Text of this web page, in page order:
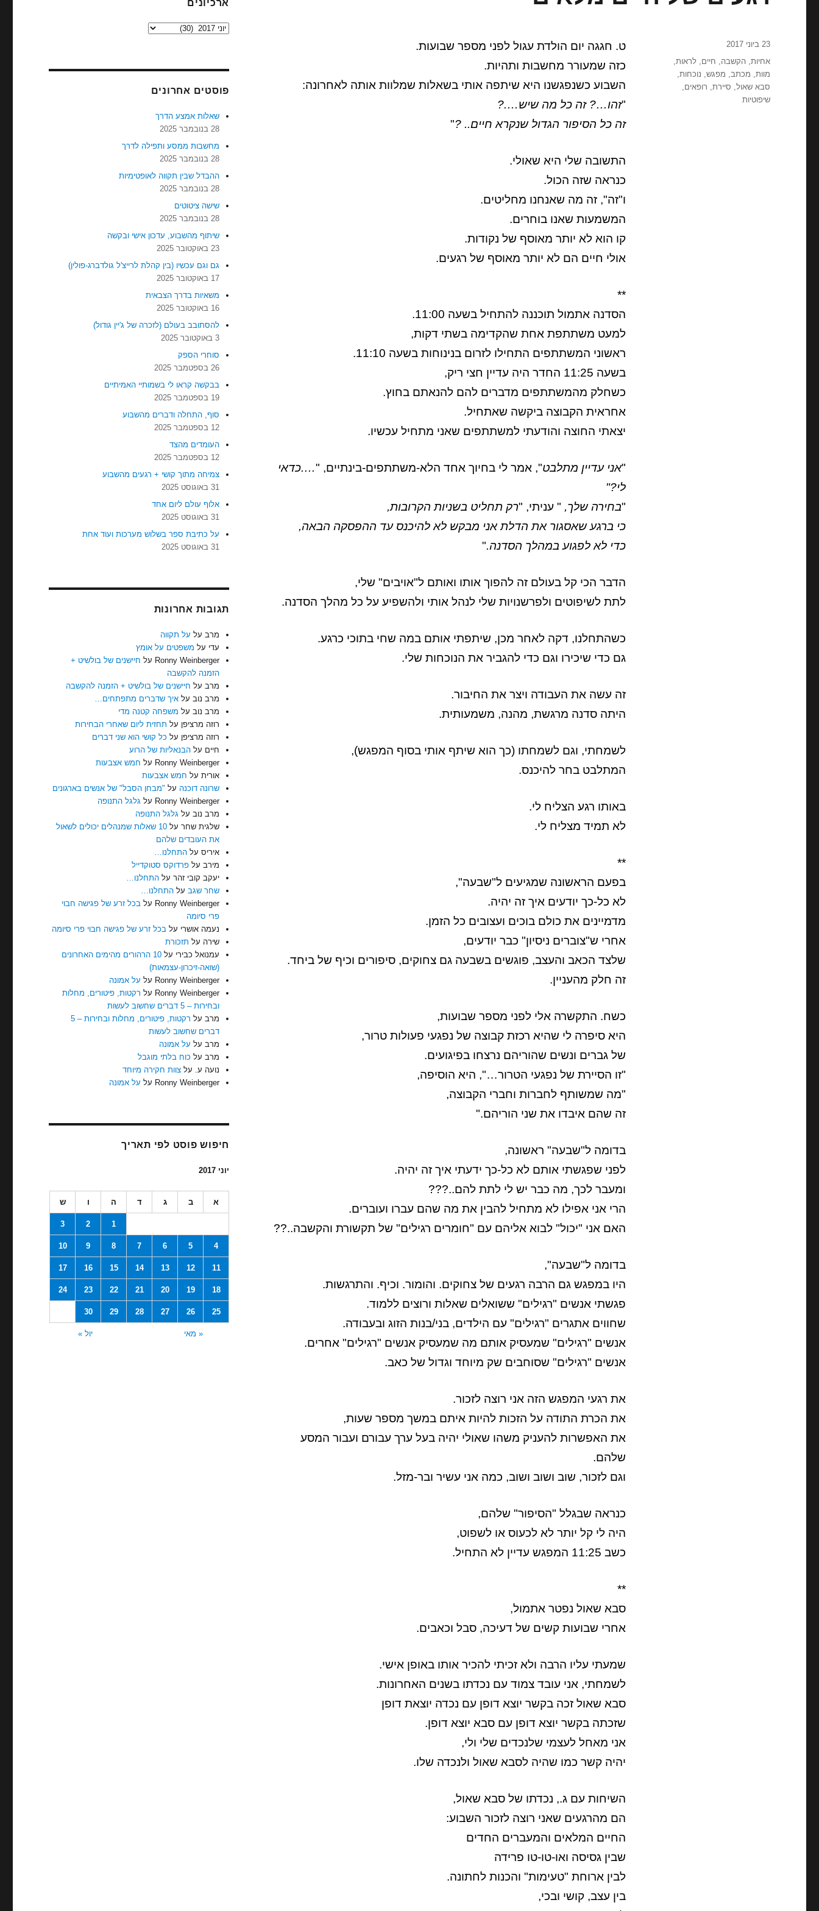
ט. חגגה יום הולדת עגול לפני מספר שבועות.
כזה שמעורר מחשבות ותהיות.
השבוע כשנפגשנו היא שיתפה אותי בשאלות שמלוות אותה לאחרונה:
"זהו…? זה כל מה שיש….?
זה כל הסיפור הגדול שנקרא חיים.. ?"
התשובה שלי היא שאולי.
כנראה שזה הכול.
ו"זה", זה מה שאנחנו מחליטים.
המשמעות שאנו בוחרים.
קו הוא לא יותר מאוסף של נקודות.
אולי חיים הם לא יותר מאוסף של רגעים.
**
הסדנה אתמול תוכננה להתחיל בשעה 11:00.
למעט משתתפת אחת שהקדימה בשתי דקות,
ראשוני המשתתפים התחילו לזרום בנינוחות בשעה 11:10.
בשעה 11:25 החדר היה עדיין חצי ריק,
כשחלק מהמשתתפים מדברים להם להנאתם בחוץ.
אחראית הקבוצה ביקשה שאתחיל.
יצאתי החוצה והודעתי למשתתפים שאני מתחיל עכשיו.
"אני עדיין מתלבט", אמר לי בחיוך אחד הלא-משתתפים-בינתיים, "….כדאי
לי?"
"בחירה שלך, " עניתי, "רק תחליט בשניות הקרובות,
כי ברגע שאסגור את הדלת אני מבקש לא להיכנס עד ההפסקה הבאה,
כדי לא לפגוע במהלך הסדנה."
הדבר הכי קל בעולם זה להפוך אותו ואותם ל"אויבים" שלי,
לתת לשיפוטים ולפרשנויות שלי לנהל אותי ולהשפיע על כל מהלך הסדנה.
כשהתחלנו, דקה לאחר מכן, שיתפתי אותם במה שחי בתוכי כרגע.
גם כדי שיכירו וגם כדי להגביר את הנוכחות שלי.
זה עשה את העבודה ויצר את החיבור.
היתה סדנה מרגשת, מהנה, משמעותית.
לשמחתי, וגם לשמחתו (כך הוא שיתף אותי בסוף המפגש),
המתלבט בחר להיכנס.
באותו רגע הצליח לי.
לא תמיד מצליח לי.
**
בפעם הראשונה שמגיעים ל"שבעה",
לא כל-כך יודעים איך זה יהיה.
מדמיינים את כולם בוכים ועצובים כל הזמן.
אחרי ש"צוברים ניסיון" כבר יודעים,
שלצד הכאב והעצב, פוגשים בשבעה גם צחוקים, סיפורים וכיף של ביחד.
זה חלק מהעניין.
כשח. התקשרה אלי לפני מספר שבועות,
היא סיפרה לי שהיא רכזת קבוצה של נפגעי פעולות טרור,
של גברים ונשים שהוריהם נרצחו בפיגועים.
"זו הסיירת של נפגעי הטרור…", היא הוסיפה,
"מה שמשותף לחברות וחברי הקבוצה,
זה שהם איבדו את שני הוריהם."
בדומה ל"שבעה" ראשונה,
לפני שפגשתי אותם לא כל-כך ידעתי איך זה יהיה.
ומעבר לכך, מה כבר יש לי לתת להם..???
הרי אני אפילו לא מתחיל להבין את מה שהם עברו ועוברים.
האם אני "יכול" לבוא אליהם עם "חומרים רגילים" של תקשורת והקשבה..??
בדומה ל"שבעה",
היו במפגש גם הרבה רגעים של צחוקים. והומור. וכיף. והתרגשות.
פגשתי אנשים "רגילים" ששואלים שאלות ורוצים ללמוד.
שחווים אתגרים "רגילים" עם הילדים, בני/בנות הזוג ובעבודה.
אנשים "רגילים" שמעסיק אותם מה שמעסיק אנשים "רגילים" אחרים.
אנשים "רגילים" שסוחבים שק מיוחד וגדול של כאב.
את רגעי המפגש הזה אני רוצה לזכור.
את הכרת התודה על הזכות להיות איתם במשך מספר שעות,
את האפשרות להעניק משהו שאולי יהיה בעל ערך עבורם ועבור המסע
שלהם.
וגם לזכור, שוב ושוב ושוב, כמה אני עשיר ובר-מזל.
כנראה שבגלל "הסיפור" שלהם,
היה לי קל יותר לא לכעוס או לשפוט,
כשב 11:25 המפגש עדיין לא התחיל.
**
סבא שאול נפטר אתמול,
אחרי שבועות קשים של דעיכה, סבל וכאבים.
שמעתי עליו הרבה ולא זכיתי להכיר אותו באופן אישי.
לשמחתי, אני עובד צמוד עם נכדתו בשנים האחרונות.
סבא שאול זכה בקשר יוצא דופן עם נכדה יוצאת דופן
שזכתה בקשר יוצא דופן עם סבא יוצא דופן.
אני מאחל לעצמי שלנכדים שלי ולי,
יהיה קשר כמו שהיה לסבא שאול ולנכדה שלו.
השיחות עם ג., נכדתו של סבא שאול,
הם מהרגעים שאני רוצה לזכור השבוע:
החיים המלאים והמעברים החדים
שבין גסיסה ואו-טו-טו פרידה
לבין ארוחת "טעימות" והכנות לחתונה.
בין עצב, קושי ובכי,
פורסם
23 ביוני 2017
תגיות
אחיות,הקשבה, חיים,לראות,
מוות, מכתב, מפגש, נוכחות,
סבא שאול, סיירת, רופאים,
שיפוטיות
ארכיונים
ארכיונים
פוסטים אחרונים
שאלות אמצע הדרך
28 בנובמבר 2025
מחשבות ממסע ותפילה לדרך
28 בנובמבר 2025
ההבדל שבין תקווה לאופטימיות
28 בנובמבר 2025
שישה ציטוטים
28 בנובמבר 2025
שיתוף מהשבוע, עדכון אישי ובקשה
23 באוקטובר 2025
גם וגם עכשיו (בין קהלת לרייצ'ל גולדברג-פולין)
17 באוקטובר 2025
משאיות בדרך הצבאית
16 באוקטובר 2025
להסתובב בעולם (לזכרה של ג'יין גודול)
3 באוקטובר 2025
סוחרי הספק
26 בספטמבר 2025
בבקשה קראו לי בשמותיי האמיתיים
19 בספטמבר 2025
סוף, התחלה ודברים מהשבוע
12 בספטמבר 2025
העומדים מהצד
12 בספטמבר 2025
צמיחה מתוך קושי + רגעים מהשבוע
31 באוגוסט 2025
אלוף עולם ליום אחד
31 באוגוסט 2025
על כתיבת ספר בשלוש מערכות ועוד אחת
31 באוגוסט 2025
תגובות אחרונות
מרב על על תקווה
עדי על משפטים על אומץ
Ronny Weinberger על חיישנים של בולשיט +
הזמנה להקשבה
מרב על חיישנים של בולשיט + הזמנה להקשבה
מרב נוב עלאיך שדברים מתפתחים…
מרב נוב על משפחה קטנה מדי
רוזה מרציפן על תחזית ליום שאחרי הבחירות
רוזה מרציפן על כל קושי הוא שני דברים
חיים עלהבנאליות של הרוע
Ronny Weinberger על חמש אצבעות
אורית על חמש אצבעות
שרונה דוכנה על "מבחן הסבל" של אנשים בארגונים
Ronny Weinberger על גלגל התנופה
מרב נוב על גלגל התנופה
שלגית שחר על
10 שאלות שמנהלים יכולים לשאול
את העובדים שלהם
איריס עלהתחלנו…
מירב עלפרדוקס סטוקדייל
יעקב קובי זהר עלהתחלנו…
שחר שגב עלהתחלנו…
Ronny Weinberger עלבכל זרע של פגישה חבוי
פרי סיומה
נעמה אושרי עלבכל זרע של פגישה חבוי פרי סיומה
שירה על תזכורת
עמנואל כבירי על
10 הרהורים מהימים האחרונים
(שואה-זיכרון-עצמאות)
Ronny Weinberger על על אמונה
Ronny Weinberger על רקטות, פיטורים, מחלות
ובחירות – 5 דברים שחשוב לעשות
מרב על
רקטות, פיטורים, מחלות ובחירות – 5
דברים שחשוב לעשות
מרב על על אמונה
מרב על כוח בלתי מוגבל
נועה ע. עלצוות חקירה מיוחד
Ronny Weinberger על על אמונה
חיפוש פוסט לפי תאריך
יוני 2017
א ב ג ד ה ו ש
1
2
3
4
5
6
7
8
9
10
11
12
13
14
15
16
17
18
19
20
21
22
23
24
25
26
27
28
29
30
« מאי יול »